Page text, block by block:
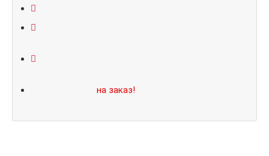
на заказ!